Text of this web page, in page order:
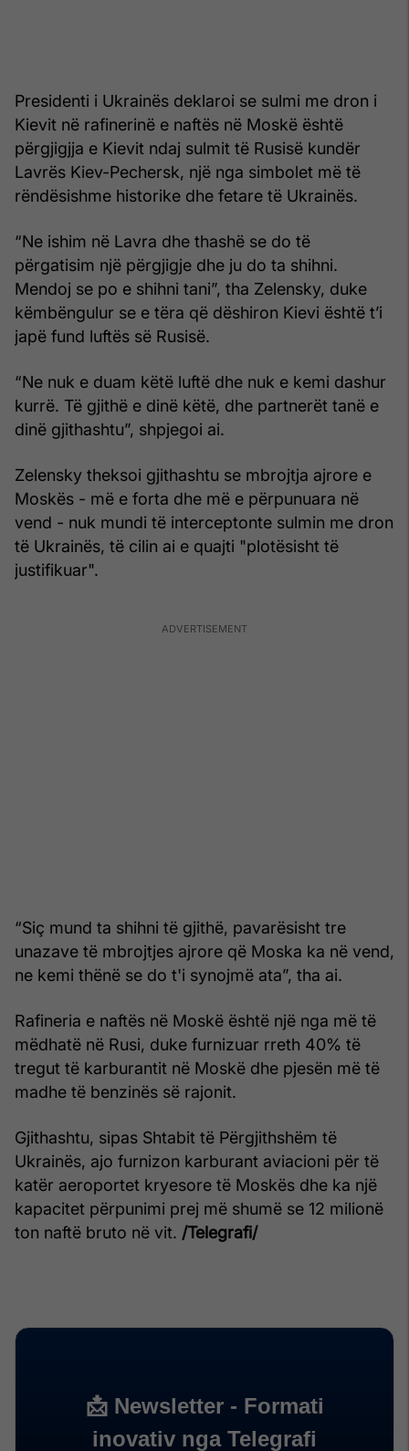
Presidenti i Ukrainës deklaroi se sulmi me dron i
Kievit në rafinerinë e naftës në Moskë është
përgjigjja e Kievit ndaj sulmit të Rusisë kundër
Lavrës Kiev-Pechersk, një nga simbolet më të
rëndësishme historike dhe fetare të Ukrainës.
“Ne ishim në Lavra dhe thashë se do të
përgatisim një përgjigje dhe ju do ta shihni.
Mendoj se po e shihni tani”, tha Zelensky, duke
këmbëngulur se e tëra që dëshiron Kievi është t’i
japë fund luftës së Rusisë.
“Ne nuk e duam këtë luftë dhe nuk e kemi dashur
kurrë. Të gjithë e dinë këtë, dhe partnerët tanë e
dinë gjithashtu”, shpjegoi ai.
Zelensky theksoi gjithashtu se mbrojtja ajrore e
Moskës - më e forta dhe më e përpunuara në
vend - nuk mundi të interceptonte sulmin me dron
të Ukrainës, të cilin ai e quajti "plotësisht të
justifikuar".
“Siç mund ta shihni të gjithë, pavarësisht tre
unazave të mbrojtjes ajrore që Moska ka në vend,
ne kemi thënë se do t'i synojmë ata”, tha ai.
Rafineria e naftës në Moskë është një nga më të
mëdhatë në Rusi, duke furnizuar rreth 40% të
tregut të karburantit në Moskë dhe pjesën më të
madhe të benzinës së rajonit.
Gjithashtu, sipas Shtabit të Përgjithshëm të
Ukrainës, ajo furnizon karburant aviacioni për të
katër aeroportet kryesore të Moskës dhe ka një
kapacitet përpunimi prej më shumë se 12 milionë
ton naftë bruto në vit. /Telegrafi/